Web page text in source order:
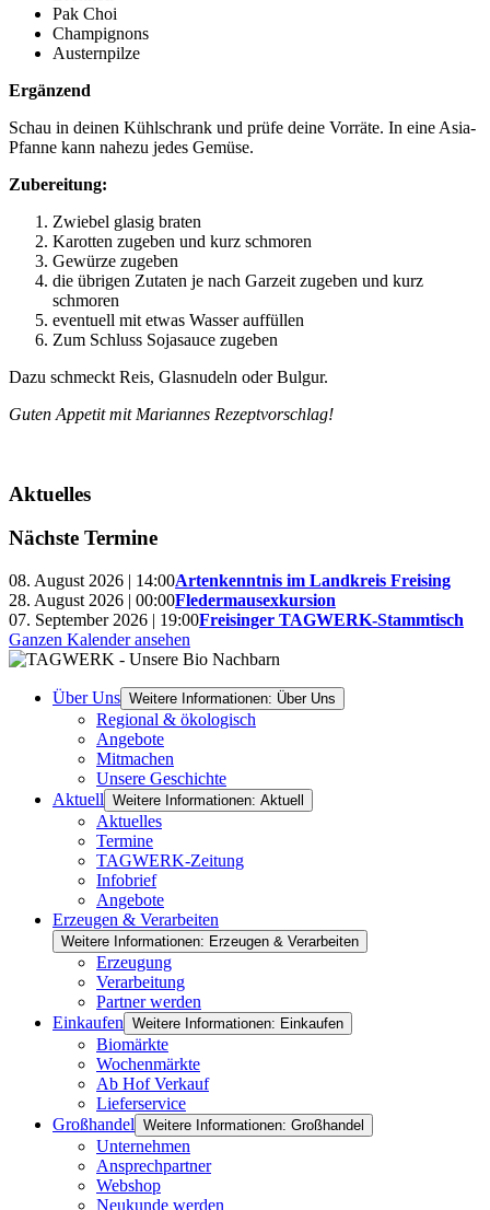
Pak Choi
Champignons
Austernpilze
Ergänzend
Schau in deinen Kühlschrank und prüfe deine Vorräte. In eine Asia-
Pfanne kann nahezu jedes Gemüse.
Zubereitung:
Zwiebel glasig braten
Karotten zugeben und kurz schmoren
Gewürze zugeben
die übrigen Zutaten je nach Garzeit zugeben und kurz
schmoren
eventuell mit etwas Wasser auffüllen
Zum Schluss Sojasauce zugeben
Dazu schmeckt Reis, Glasnudeln oder Bulgur.
Guten Appetit mit Mariannes Rezeptvorschlag!
Aktuelles
Nächste Termine
08. August 2026 | 14:00Artenkenntnis im Landkreis Freising
28. August 2026 | 00:00Fledermausexkursion
07. September 2026 | 19:00Freisinger TAGWERK-Stammtisch
Ganzen Kalender ansehen
Über Uns Weitere Informationen: Über Uns
Regional & ökologisch
Angebote
Mitmachen
Unsere Geschichte
Aktuell Weitere Informationen: Aktuell
Aktuelles
Termine
TAGWERK-Zeitung
Infobrief
Angebote
Erzeugen & Verarbeiten
Weitere Informationen: Erzeugen & Verarbeiten
Erzeugung
Verarbeitung
Partner werden
Einkaufen Weitere Informationen: Einkaufen
Biomärkte
Wochenmärkte
Ab Hof Verkauf
Lieferservice
Großhandel Weitere Informationen: Großhandel
Unternehmen
Ansprechpartner
Webshop
Neukunde werden